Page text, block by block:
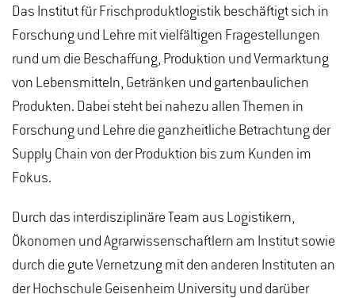
Das Institut für Frischproduktlogistik beschäftigt sich in
Forschung und Lehre mit vielfältigen Fragestellungen
rund um die Beschaffung, Produktion und Vermarktung
von Lebensmitteln, Getränken und gartenbaulichen
Produkten. Dabei steht bei nahezu allen Themen in
Forschung und Lehre die ganzheitliche Betrachtung der
Supply Chain von der Produktion bis zum Kunden im
Fokus.
Durch das interdisziplinäre Team aus Logistikern,
Ökonomen und Agrarwissenschaftlern am Institut sowie
durch die gute Vernetzung mit den anderen Instituten an
der Hochschule Geisenheim University und darüber